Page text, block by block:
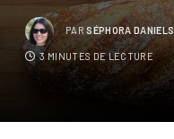
PAR SÉPHORA DANIELS
3 MINUTES DE LECTURE